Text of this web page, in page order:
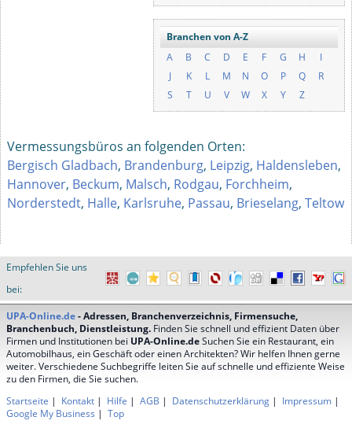
Branchen von A-Z
A
B C D E F G H
I
J
K L M N O P Q
R
S
T U V W X Y Z
Vermessungsbüros an folgenden Orten:
Bergisch Gladbach, Brandenburg, Leipzig, Haldensleben,
Hannover, Beckum, Malsch, Rodgau, Forchheim,
Norderstedt, Halle, Karlsruhe, Passau, Brieselang, Teltow
Empfehlen Sie uns
bei:
UPA-Online.de- Adressen, Branchenverzeichnis, Firmensuche,
Branchenbuch, Dienstleistung. Finden Sie schnell und effizient Daten über
Firmen und Institutionen bei UPA-Online.deSuchen Sie ein Restaurant, ein
Automobilhaus, ein Geschäft oder einen Architekten? Wir helfen Ihnen gerne
weiter. Verschiedene Suchbegriffe leiten Sie auf schnelle und effiziente Weise
zu den Firmen, die Sie suchen.
Startseite | Kontakt | Hilfe | AGB | Datenschutzerklärung | Impressum |
Google My Business | Top